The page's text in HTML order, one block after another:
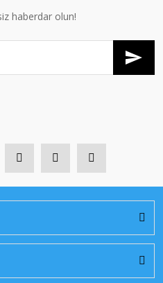
haberdar olun!